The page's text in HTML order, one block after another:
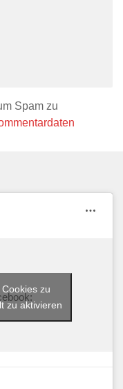
Spam zu
zu
zu aktivieren